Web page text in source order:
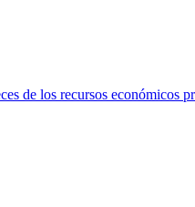
de los recursos económicos